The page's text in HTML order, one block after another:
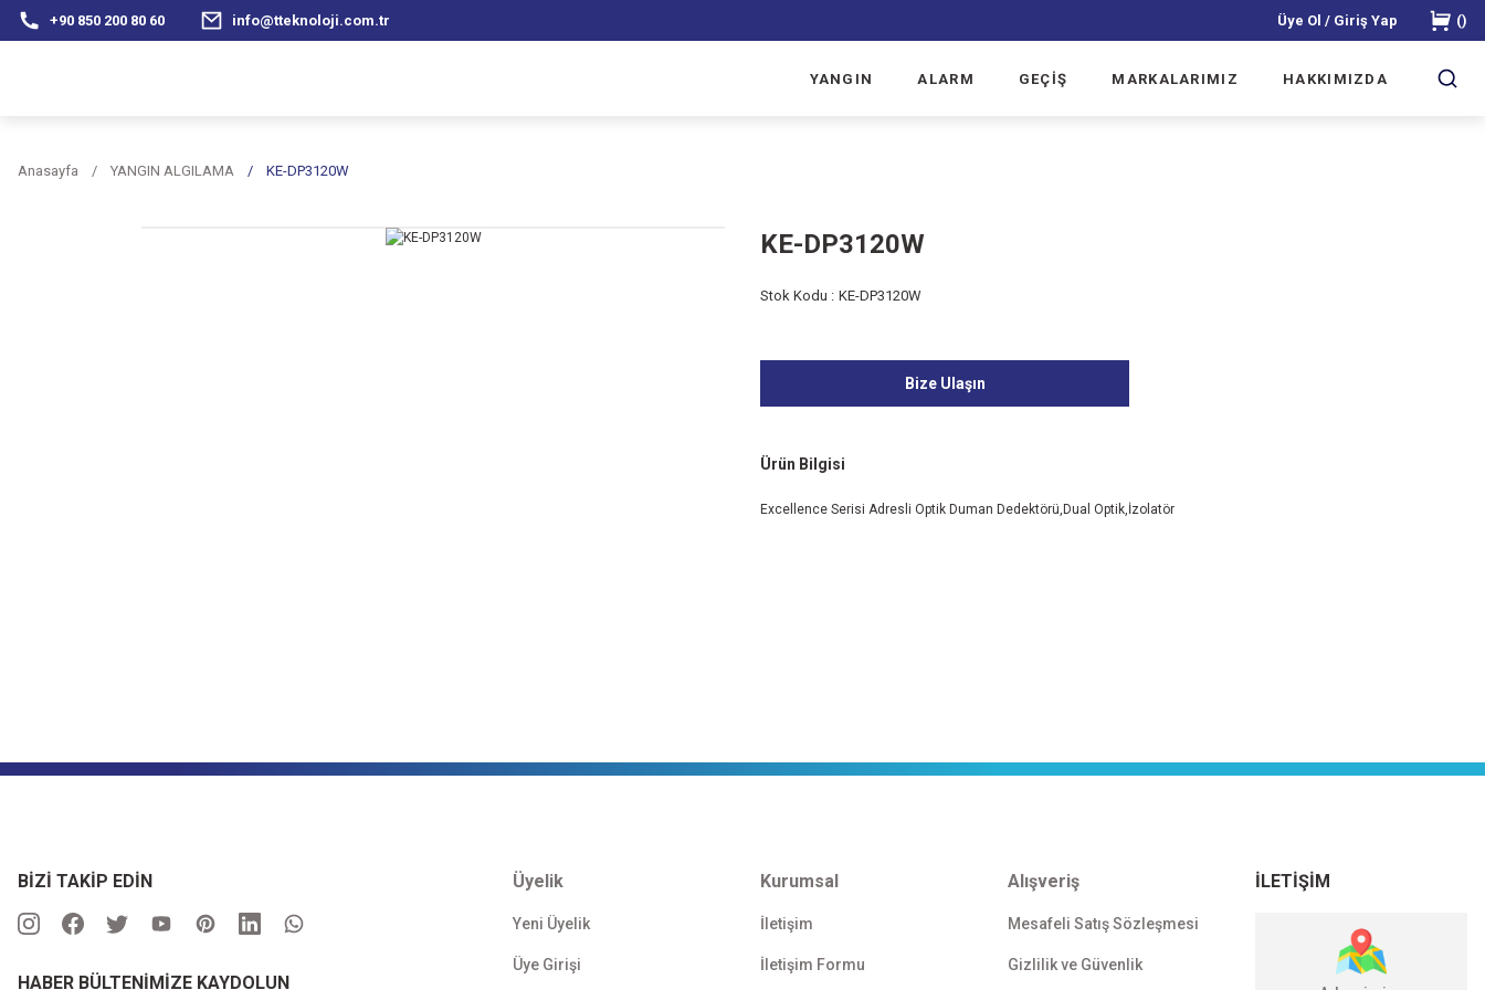
+90 850 200 80 60 info@tteknoloji.com.tr Üye Ol / Giriş Yap ()
YANGIN ALARM GEÇİŞ MARKALARIMIZ HAKKIMIZDA
Anasayfa YANGIN ALGILAMA KE-DP3120W
KE-DP3120W
Stok Kodu : KE-DP3120W
Bize Ulaşın
Ürün Bilgisi
Excellence Serisi Adresli Optik Duman Dedektörü,Dual Optik,İzolatör
BİZİ TAKİP EDİN
HABER BÜLTENİMİZE KAYDOLUN
Üyelik
Yeni Üyelik
Üye Girişi
Kurumsal
İletişim
İletişim Formu
Alışveriş
Mesafeli Satış Sözleşmesi
Gizlilik ve Güvenlik
İLETİŞİM